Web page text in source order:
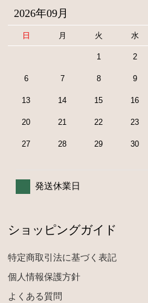
2026年09月
日 月 火 水
1 2
6 7 8 9
13 14 15 16
20 21 22 23
27 28 29 30
発送休業日
ショッピングガイド
特定商取引法に基づく表記
個人情報保護方針
よくある質問